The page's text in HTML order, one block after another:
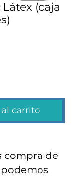
(caja
carrito
compra de